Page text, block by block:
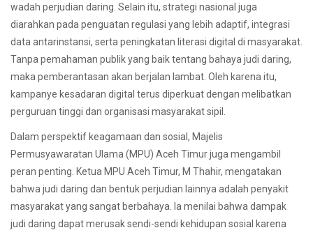
wadah perjudian daring. Selain itu, strategi nasional juga
diarahkan pada penguatan regulasi yang lebih adaptif, integrasi
data antarinstansi, serta peningkatan literasi digital di masyarakat.
Tanpa pemahaman publik yang baik tentang bahaya judi daring,
maka pemberantasan akan berjalan lambat. Oleh karena itu,
kampanye kesadaran digital terus diperkuat dengan melibatkan
perguruan tinggi dan organisasi masyarakat sipil.
Dalam perspektif keagamaan dan sosial, Majelis
Permusyawaratan Ulama (MPU) Aceh Timur juga mengambil
peran penting. Ketua MPU Aceh Timur, M Thahir, mengatakan
bahwa judi daring dan bentuk perjudian lainnya adalah penyakit
masyarakat yang sangat berbahaya. Ia menilai bahwa dampak
judi daring dapat merusak sendi-sendi kehidupan sosial karena